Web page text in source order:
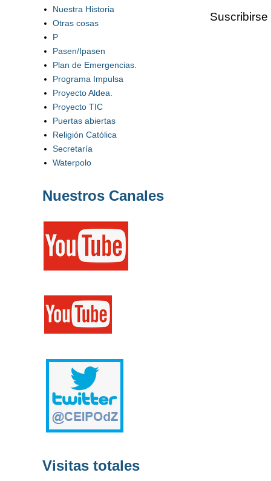
Nuestra Historia
Otras cosas
P
Pasen/Ipasen
Plan de Emergencias.
Programa Impulsa
Proyecto Aldea.
Proyecto TIC
Puertas abiertas
Religión Católica
Secretaría
Waterpolo
Nuestros Canales
Visitas totales